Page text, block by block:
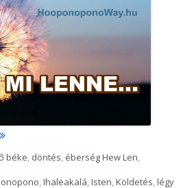
lenne…"
béke, döntés, éberség Hew Len,
,Ihaleakalá,Isten,Köldetés,légy